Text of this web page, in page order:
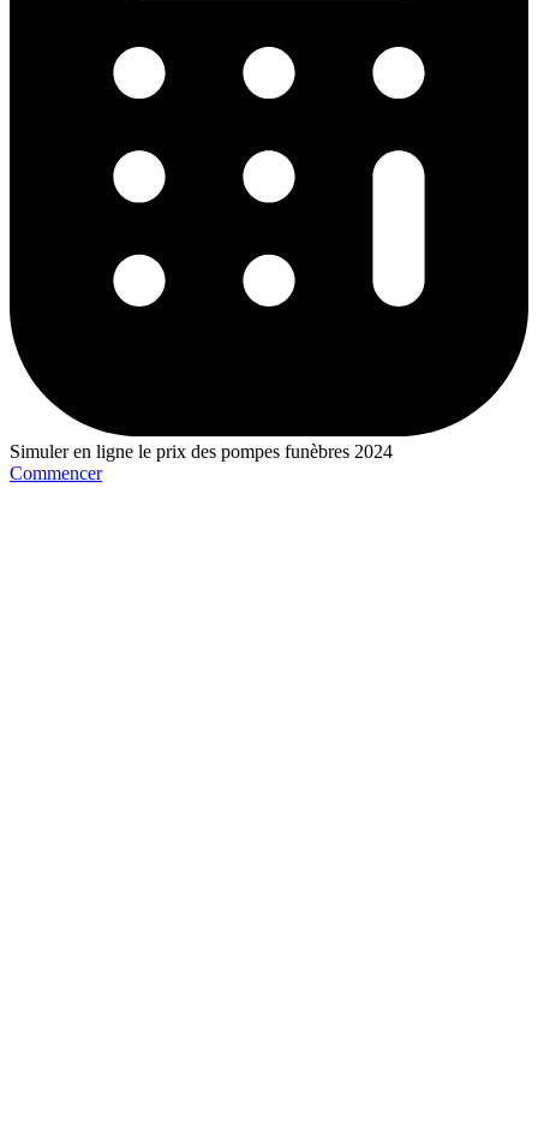
Simuler en ligne le prix des pompes funèbres 2024
Commencer